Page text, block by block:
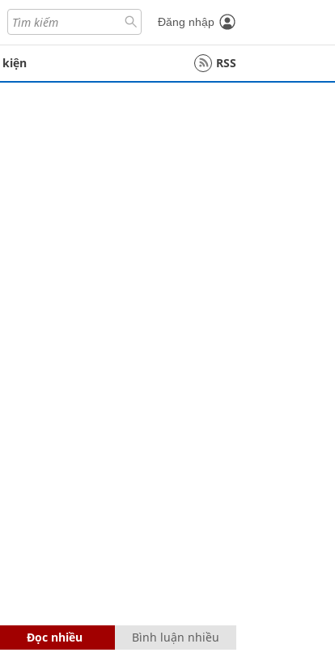
Đăng nhập
kiện RSS
Đọc nhiều Bình luận nhiều